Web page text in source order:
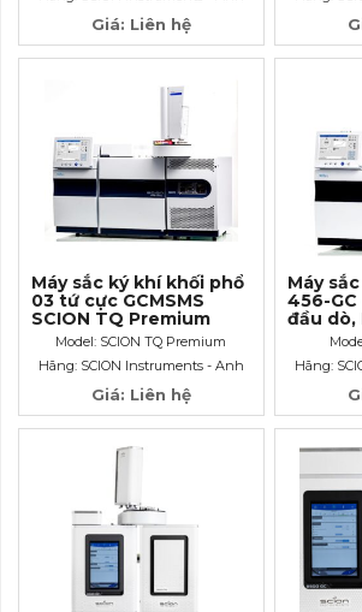
Giá: Liên hệ
Máy sắc ký khí khối phổ
03 tứ cực GCMSMS
SCION TQ Premium
hãng SCION
Model: SCION TQ Premium
Hãng: SCION Instruments - Anh
Giá: Liên hệ
Máy
456-
đầu dò,
Hãng: